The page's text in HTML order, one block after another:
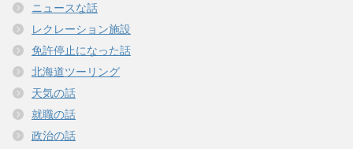
ニュースな話
レクレーション施設
免許停止になった話
北海道ツーリング
天気の話
就職の話
政治の話